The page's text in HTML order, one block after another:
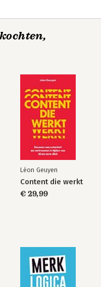
slechts een herinnering
Léon Geuyen
Content die werkt
€ 29,99